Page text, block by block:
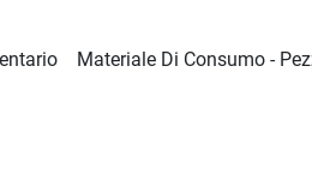
Materiale Di Consumo -